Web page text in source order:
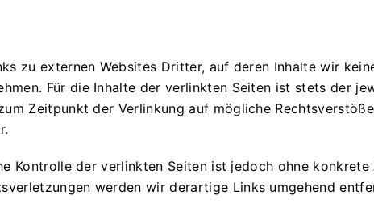
zu externen Websites Dritter, auf deren Inhalte wir
Für die Inhalte der verlinkten Seiten ist stets der
Zeitpunkt der Verlinkung auf mögliche
Kontrolle der verlinkten Seiten ist jedoch ohne
werden wir derartige Links umgehend